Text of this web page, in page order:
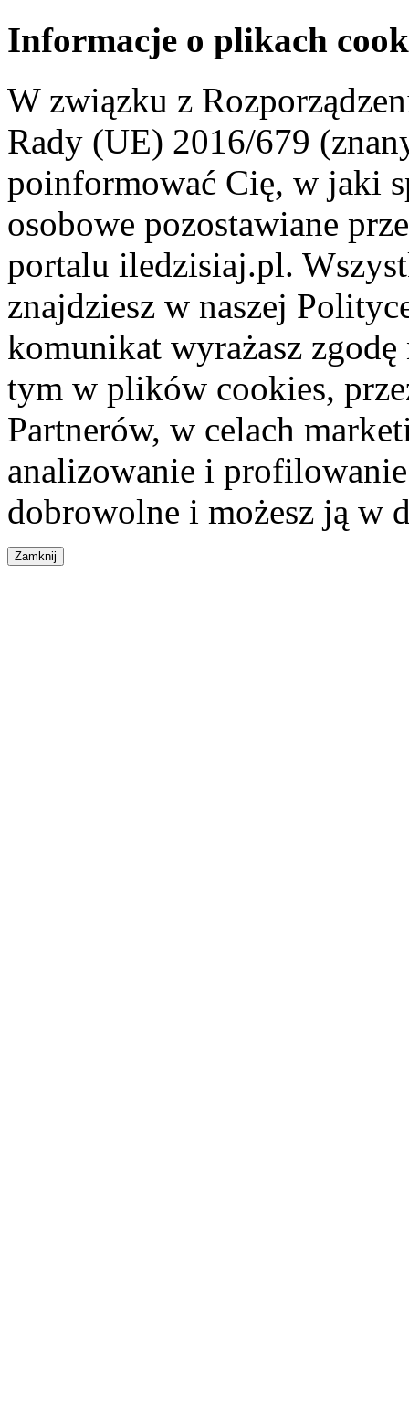
Informacje o plikach
W związku z
Rady (UE) 2016/679
poinformować Cię, w jaki
osobowe pozostawiane
portalu iledzisiaj.pl.
znajdziesz w naszej
komunikat wyrażasz
tym w plików cookies,
Partnerów, w celach
analizowanie i
dobrowolne i możesz ją w